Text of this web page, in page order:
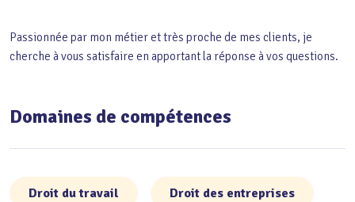
Passionnée par mon métier et très proche de mes clients, je
cherche à vous satisfaire en apportant la réponse à vos questions.
Domaines de compétences
Droit du travail Droit des entreprises